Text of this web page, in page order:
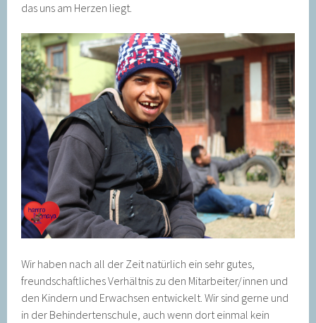
das uns am Herzen liegt.
Wir haben nach all der Zeit natürlich ein sehr gutes,
freundschaftliches Verhältnis zu den Mitarbeiter/innen und
den Kindern und Erwachsen entwickelt. Wir sind gerne und
in der Behindertenschule, auch wenn dort einmal kein